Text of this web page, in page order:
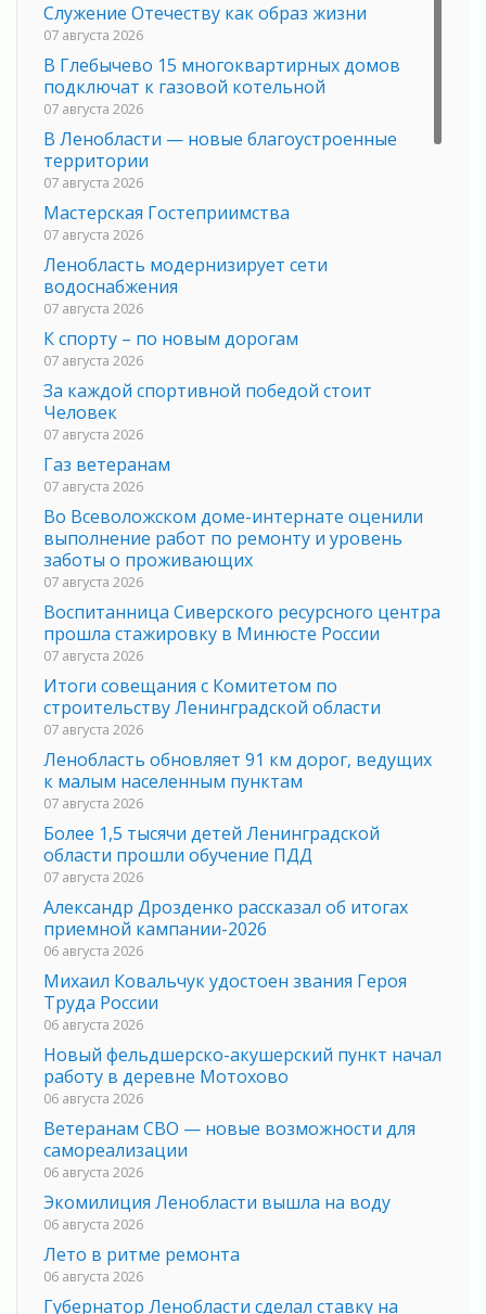
Служение Отечеству как образ жизни
07 августа 2026
В Глебычево 15 многоквартирных домов
подключат к газовой котельной
07 августа 2026
В Ленобласти — новые благоустроенные
территории
07 августа 2026
Мастерская Гостеприимства
07 августа 2026
Ленобласть модернизирует сети
водоснабжения
07 августа 2026
К спорту – по новым дорогам
07 августа 2026
За каждой спортивной победой стоит
Человек
07 августа 2026
Газ ветеранам
07 августа 2026
Во Всеволожском доме-интернате оценили
выполнение работ по ремонту и уровень
заботы о проживающих
07 августа 2026
Воспитанница Сиверского ресурсного центра
прошла стажировку в Минюсте России
07 августа 2026
Итоги совещания с Комитетом по
строительству Ленинградской области
07 августа 2026
Ленобласть обновляет 91 км дорог, ведущих
к малым населенным пунктам
07 августа 2026
Более 1,5 тысячи детей Ленинградской
области прошли обучение ПДД
07 августа 2026
Александр Дрозденко рассказал об итогах
приемной кампании-2026
06 августа 2026
Михаил Ковальчук удостоен звания Героя
Труда России
06 августа 2026
Новый фельдшерско-акушерский пункт начал
работу в деревне Мотохово
06 августа 2026
Ветеранам СВО — новые возможности для
самореализации
06 августа 2026
Экомилиция Ленобласти вышла на воду
06 августа 2026
Лето в ритме ремонта
06 августа 2026
Губернатор Ленобласти сделал ставку на